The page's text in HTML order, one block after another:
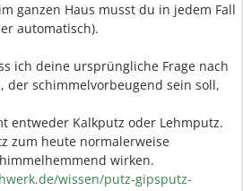
ganzen Haus musst du in jedem Fall
automatisch).
ich deine ursprüngliche Frage nach
der schimmelvorbeugend sein soll,
entweder Kalkputz oder Lehmputz.
zum heute normalerweise
wirken.
wissen/putz-gipsputz-